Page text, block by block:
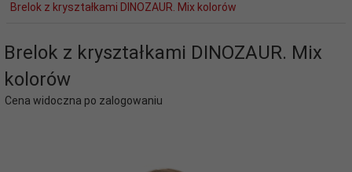
Brelok z kryształkami DINOZAUR. Mix kolorów
Brelok z kryształkami DINOZAUR. Mix
kolorów
Cena widoczna po zalogowaniu